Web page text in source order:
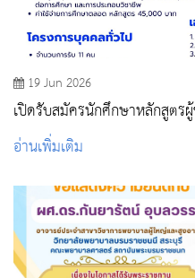
19 Jun 2026
เปิดรับสมัครนักศึกษาหลักสูตร
อ่านเพิ่มเติม